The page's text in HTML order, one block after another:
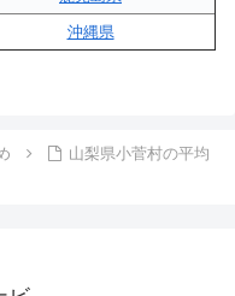
沖縄県
山梨県小菅村の平均